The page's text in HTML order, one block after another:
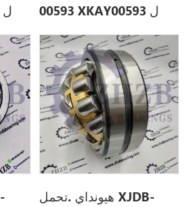
00593 XKAY00593 ل
هيونداي .تحمل XJDB-